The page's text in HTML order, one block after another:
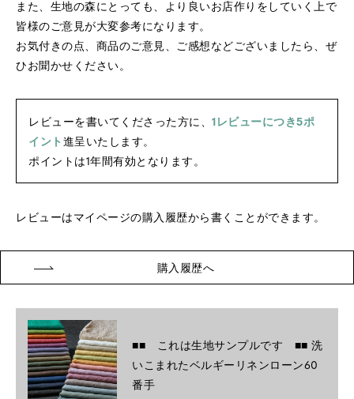
また、生地の森にとっても、より良いお店作りをしていく上で
皆様のご意見が大変参考になります。
お気付きの点、商品のご意見、ご感想などございましたら、ぜ
ひお聞かせください。
レビューを書いてくださった方に、 1レビューにつき5ポ
イント 進呈いたします。
ポイントは1年間有効となります。
レビューはマイページの購入履歴から書くことができます。
購入履歴へ
■■ これは生地サンプルです ■■ 洗
いこまれたベルギーリネンローン60
番手